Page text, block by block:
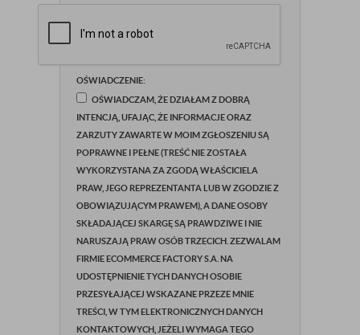
OŚWIADCZENIE:
OŚWIADCZAM, ŻE DZIAŁAM Z DOBRĄ
INTENCJĄ, UFAJĄC, ŻE INFORMACJE ORAZ
ZARZUTY ZAWARTE W MOIM ZGŁOSZENIU SĄ
POPRAWNE I PEŁNE (TREŚĆ NIE ZOSTAŁA
WYKORZYSTANA ZA ZGODĄ WŁAŚCICIELA
PRAW, JEGO REPREZENTANTA LUB W ZGODZIE Z
OBOWIĄZUJĄCYM PRAWEM), A DANE OSOBY
SKŁADAJĄCEJ SKARGĘ SĄ PRAWDZIWE I NIE
NARUSZAJĄ PRAW OSÓB TRZECICH. ZEZWALAM
FIRMIE ECOMMERCE FACTORY S.A. NA
UDOSTĘPNIENIE TYCH DANYCH OSOBIE
PRZESYŁAJĄCEJ WSKAZANE PRZEZE MNIE
TREŚCI, W TYM ELEKTRONICZNYCH DANYCH
KONTAKTOWYCH, JEŻELI WYMAGA TEGO